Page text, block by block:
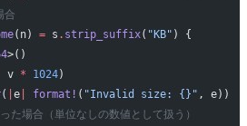
合
(n) = s . strip_suffix( "KB" ) {
>()
v * 1024)
( e| format! ( "Invalid size: {}" , e))
場合（単位なしの数値として扱う）